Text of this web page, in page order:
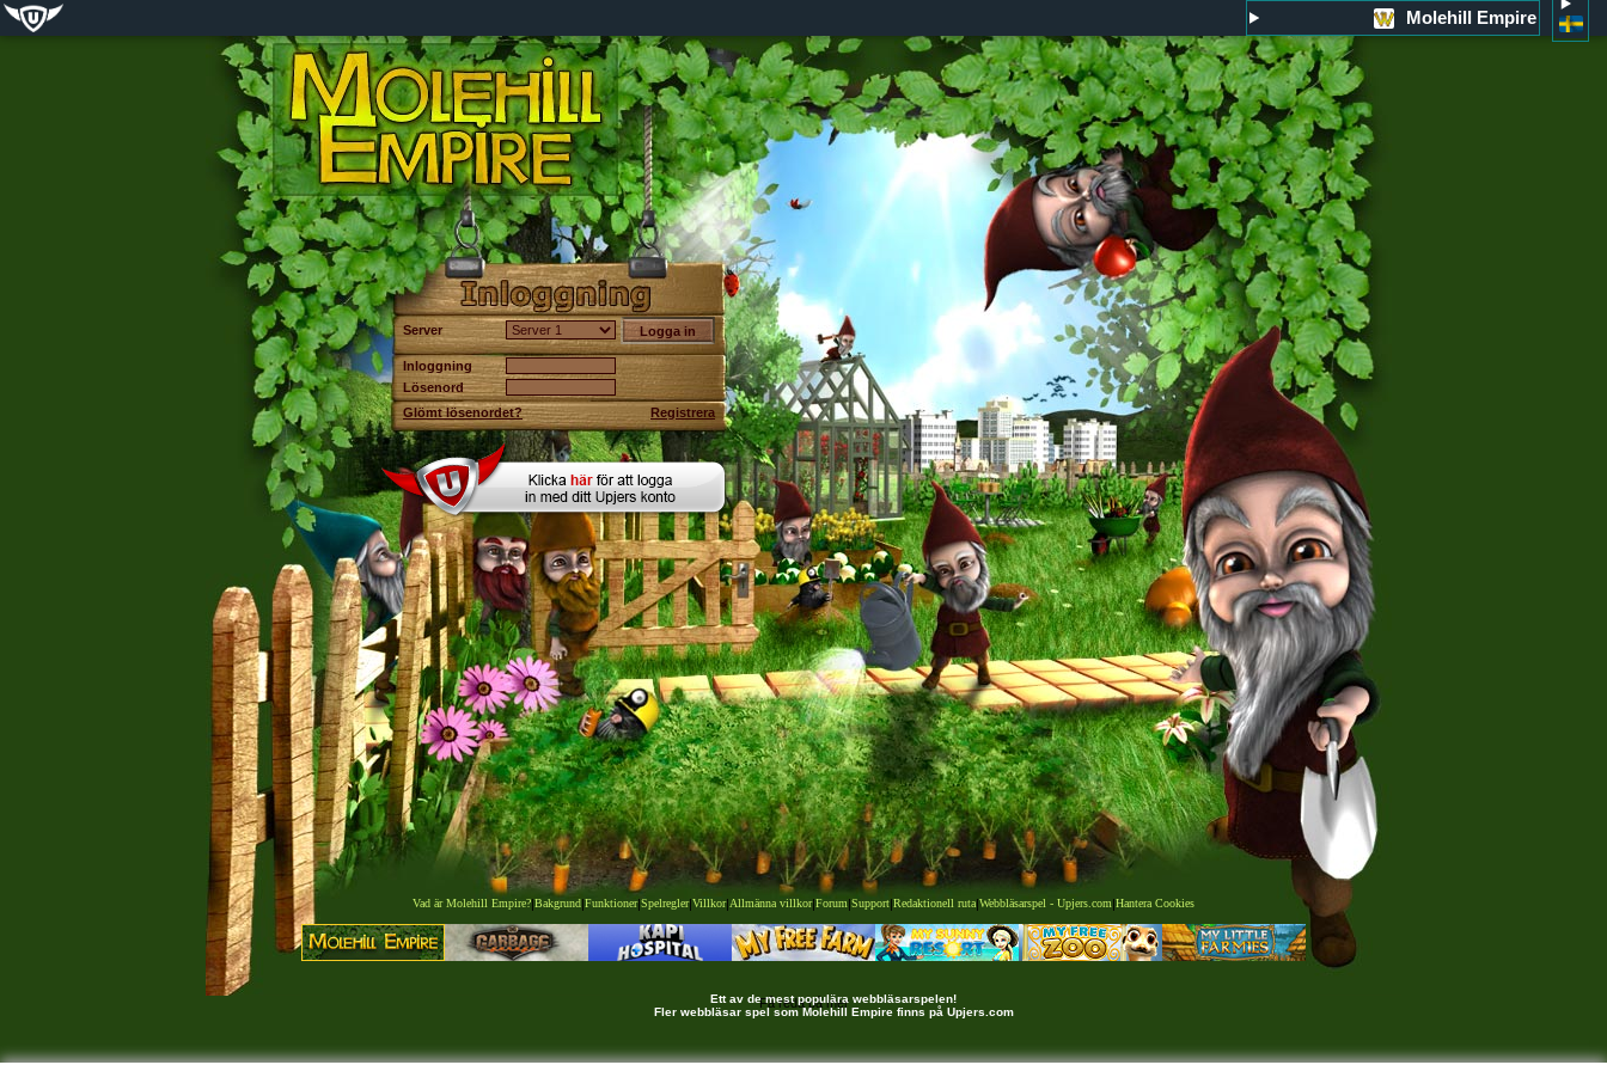
Ett av de mest populära webbläsarspelen!
Fler webbläsar spel som Molehill Empire finns på Upjers.com
Server
Inloggning
Lösenord
Glömt lösenordet?
Registrera
Få reda på mer
Vad är Molehill Empire?|Bakgrund|Funktioner|Spelregler|Villkor|Allmänna villkor|Forum|Support|Redaktionell ruta|Webbläsarspel - Upjers.com|Hantera Cookies
Molehill Empire